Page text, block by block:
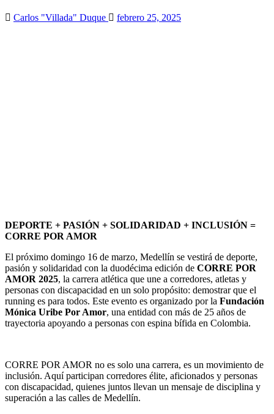
Carlos "Villada" Duque febrero 25, 2025
DEPORTE + PASIÓN + SOLIDARIDAD + INCLUSIÓN =
CORRE POR AMOR
El próximo domingo 16 de marzo, Medellín se vestirá de deporte,
pasión y solidaridad con la duodécima edición de CORRE POR
AMOR 2025, la carrera atlética que une a corredores, atletas y
personas con discapacidad en un solo propósito: demostrar que el
running es para todos. Este evento es organizado por la Fundación
Mónica Uribe Por Amor, una entidad con más de 25 años de
trayectoria apoyando a personas con espina bífida en Colombia.
CORRE POR AMOR no es solo una carrera, es un movimiento de
inclusión. Aquí participan corredores élite, aficionados y personas
con discapacidad, quienes juntos llevan un mensaje de disciplina y
superación a las calles de Medellín.